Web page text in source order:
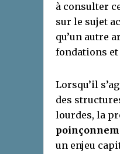
à consulter
sur le sujet
qu’un autre
fondations
Lorsqu’il
des
lourdes, la
un enjeu